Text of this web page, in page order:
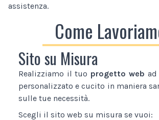
assistenza.
Come
Sito su Misura
Realizziamo il tuo progetto web ad
personalizzato e cucito in maniera
sulle tue necessità.
Scegli il sito web su misura se vuoi: